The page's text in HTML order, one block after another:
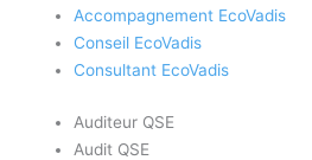
Accompagnement EcoVadis
Conseil EcoVadis
Consultant EcoVadis
Auditeur QSE
Audit QSE